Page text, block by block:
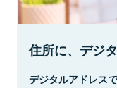
住所に、デジ
デジタルアドレス